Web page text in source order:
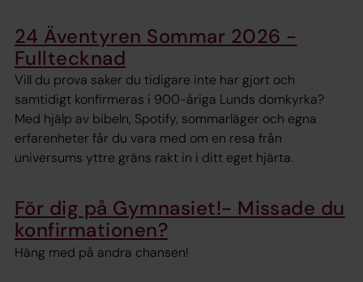
24 Äventyren Sommar 2026 -
Fulltecknad
Vill du prova saker du tidigare inte har gjort och
samtidigt konfirmeras i 900-åriga Lunds domkyrka?
Med hjälp av bibeln, Spotify, sommarläger och egna
erfarenheter får du vara med om en resa från
universums yttre gräns rakt in i ditt eget hjärta.
För dig på Gymnasiet!- Missade du
konfirmationen?
Häng med på andra chansen!